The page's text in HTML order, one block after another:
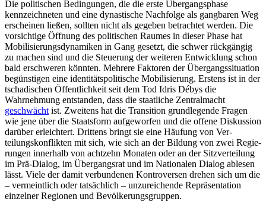
Die politischen Bedingungen, die die erste Übergangsphase
kennzeichneten und eine dynastische Nachfolge als gangbaren Weg
erscheinen ließen, sollten nicht als gegeben betrachtet werden. Die
vorsichtige Öffnung des politischen Raumes in dieser Phase hat
Mobilisierungsdynamiken in Gang gesetzt, die schwer rückgängig
zu machen sind und die Steuerung der weiteren Entwicklung schon
bald erschweren könnten. Mehrere Faktoren der Übergangssituation
begünstigen eine identitätspolitische Mobilisierung. Erstens ist in der
tschadischen Öffentlichkeit seit dem Tod Idris Débys die
Wahrnehmung entstanden, dass die staatliche Zentralmacht
geschwächtist. Zweitens hat die Transition grundlegende Fragen
wie jene über die Staatsform aufgeworfen und die offene Diskussion
darüber erleichtert. Drittens bringt sie eine Häufung von Ver­
teilungskonflikten mit sich, wie sich an der Bildung von zwei Regie­
rungen innerhalb von achtzehn Monaten oder an der Sitz­verteilung
im Prä-Dialog, im Übergangsrat und im Nationalen Dialog ablesen
lässt. Viele der damit verbundenen Kontroversen drehen sich um die
– vermeintlich oder tatsächlich – unzureichende Repräsenta­tion
einzelner Regionen und Bevölkerungsgruppen.